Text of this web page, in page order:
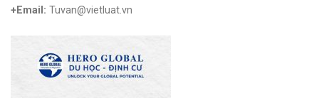
+Email: Tuvan@vietluat.vn